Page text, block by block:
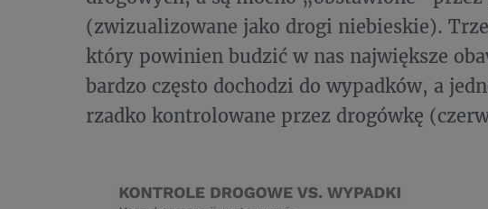
(zwizualizowane jako drogi niebieskie).
który powinien budzić w nas największe
bardzo często dochodzi do wypadków, a
rzadko kontrolowane przez drogówkę